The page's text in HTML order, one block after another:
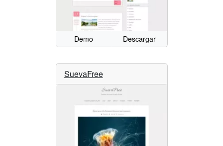
Demo Descargar
SuevaFree